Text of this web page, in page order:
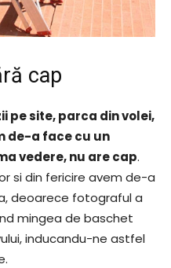
cap
pe site, parca din volei,
de-a face cu un
vedere, nu are cap.
si din fericire avem de-a
deoarece fotograful a
mingea de baschet
inducandu-ne astfel